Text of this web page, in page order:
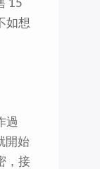
如想
過
開始
，接